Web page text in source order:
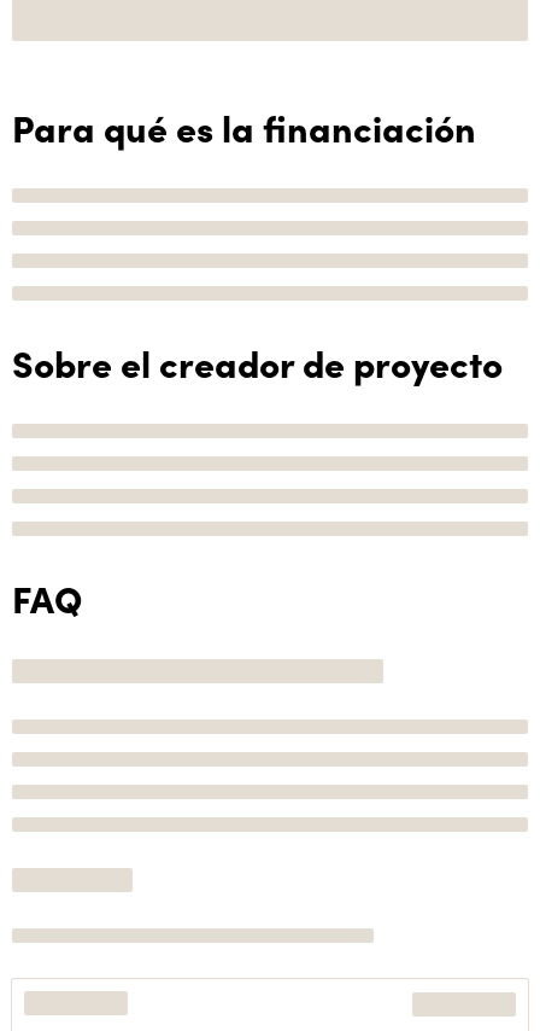
Para qué es la financiación
Sobre el creador de proyecto
FAQ